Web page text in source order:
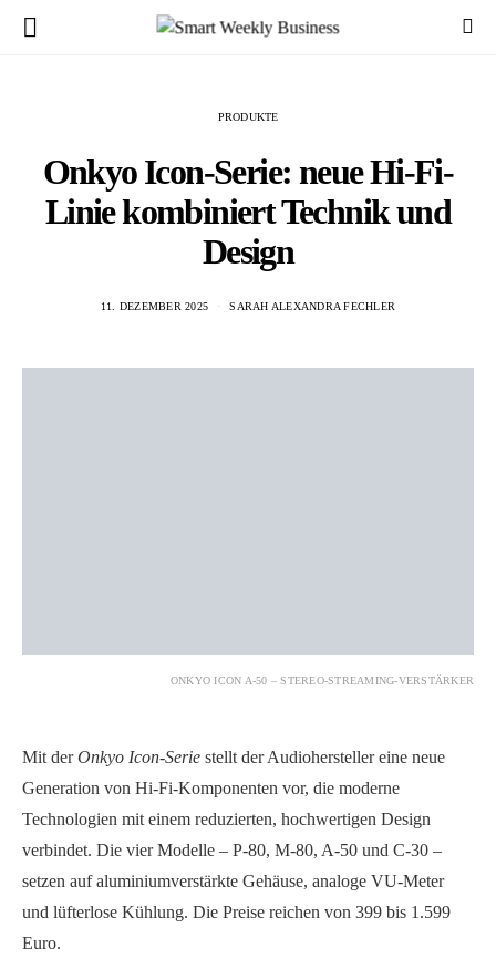
PRODUKTE
Onkyo Icon-Serie: neue Hi-Fi-
Linie kombiniert Technik und
Design
11. DEZEMBER 2025 SARAH ALEXANDRA FECHLER
ONKYO ICON A-50 – STEREO-STREAMING-VERSTÄRKER
Mit derOnkyo Icon-Serie stellt der Audiohersteller eine neue
Generation von Hi-Fi-Komponenten vor, die moderne
Technologien mit einem reduzierten, hochwertigen Design
verbindet. Die vier Modelle – P-80, M-80, A-50 und C-30 –
setzen auf aluminiumverstärkte Gehäuse, analoge VU-Meter
und lüfterlose Kühlung. Die Preise reichen von 399 bis 1.599
Euro.